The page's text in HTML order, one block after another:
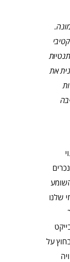
את
שלנו
על